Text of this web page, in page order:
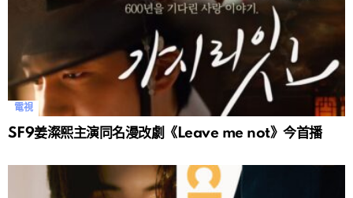
電視
SF9姜澯熙主演同名漫改劇《Leave me not》今首播